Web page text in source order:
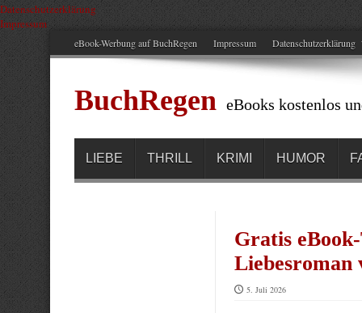
Datenschutzerklärung
Impressum
eBook-Werbung auf BuchRegen Impressum Datenschutzerklärung
BuchRegen eBooks kostenlos
LIEBE THRILL KRIMI HUMOR
Gratis
Liebesroman
5. Juli 2026